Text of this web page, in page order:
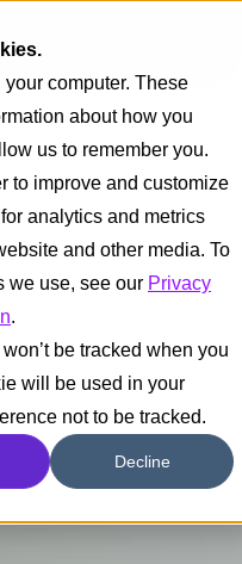
computer. These
about how you
us to remember you.
to improve and customize
analytics and metrics
and other media. To
we use, see our Privacy
.
be tracked when you
will be used in your
not to be tracked.
Decline